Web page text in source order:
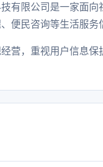
有限公司是一家面
便民咨询等生活服务
营，重视用户信息